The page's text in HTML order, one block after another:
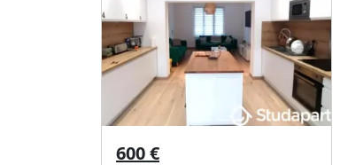
600 €